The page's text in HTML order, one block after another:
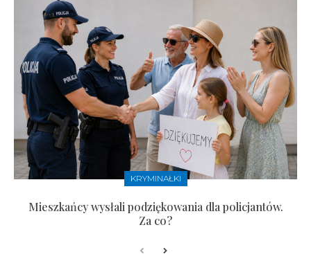
KRYMINAŁKI
Mieszkańcy wysłali podziękowania dla policjantów.
Za co?